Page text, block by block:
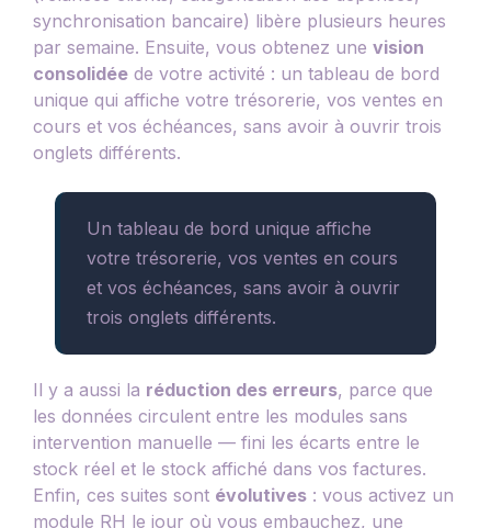
synchronisation bancaire) libère plusieurs heures
par semaine. Ensuite, vous obtenez une vision
consolidée de votre activité : un tableau de bord
unique qui affiche votre trésorerie, vos ventes en
cours et vos échéances, sans avoir à ouvrir trois
onglets différents.
Un tableau de bord unique affiche
votre trésorerie, vos ventes en cours
et vos échéances, sans avoir à ouvrir
trois onglets différents.
Il y a aussi la réduction des erreurs, parce que
les données circulent entre les modules sans
intervention manuelle — fini les écarts entre le
stock réel et le stock affiché dans vos factures.
Enfin, ces suites sont évolutives : vous activez un
module RH le jour où vous embauchez, une